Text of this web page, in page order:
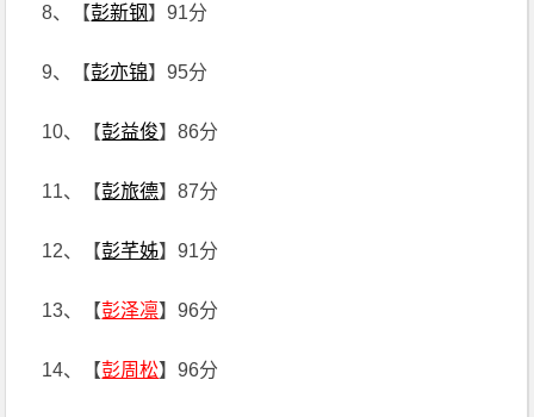
8、【彭新钢】91分
9、【彭亦锦】95分
10、【彭益俊】86分
11、【彭旅德】87分
12、【彭芊姊】91分
13、【彭泽凛】96分
14、【彭周松】96分